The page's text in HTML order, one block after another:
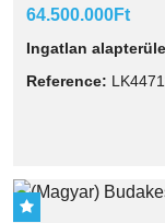
64.500.000Ft
Ingatlan
Reference: